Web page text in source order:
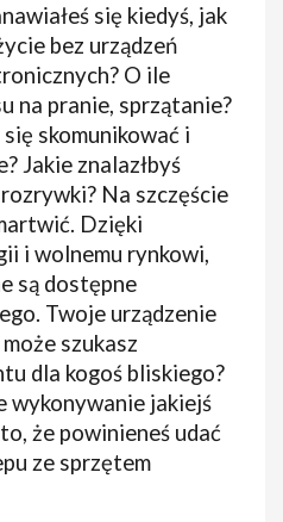
się kiedyś, jak
bez urządzeń
O ile
na pranie, sprzątanie?
skomunikować i
Jakie znalazłbyś
Na szczęście
Dzięki
i wolnemu rynkowi,
są dostępne
Twoje urządzenie
szukasz
dla kogoś bliskiego?
wykonywanie jakiejś
że powinieneś udać
ze sprzętem